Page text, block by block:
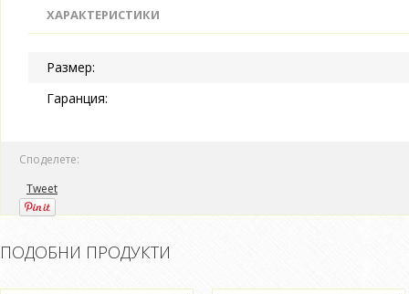
ХАРАКТЕРИСТИКИ
Размер:
Гаранция:
Споделете:
Tweet
ПОДОБНИ ПРОДУКТИ